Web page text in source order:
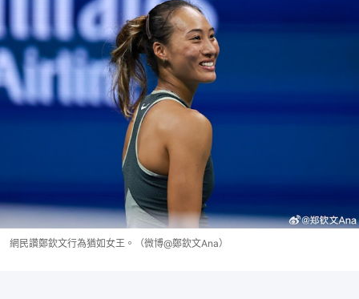
網民讚鄭欽文行為猶如女王。（微博@鄭欽文Ana）